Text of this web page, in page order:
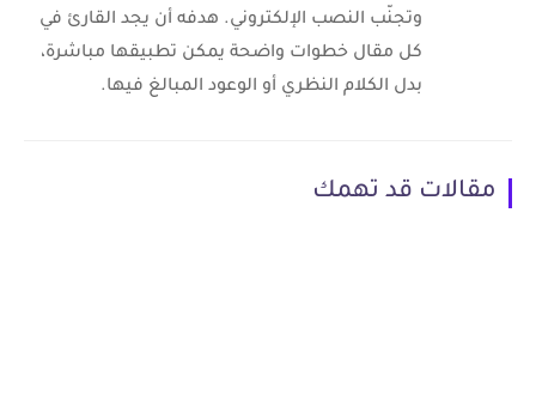
وتجنّب النصب الإلكتروني. هدفه أن يجد القارئ في
كل مقال خطوات واضحة يمكن تطبيقها مباشرة،
بدل الكلام النظري أو الوعود المبالغ فيها.
مقالات قد تهمك